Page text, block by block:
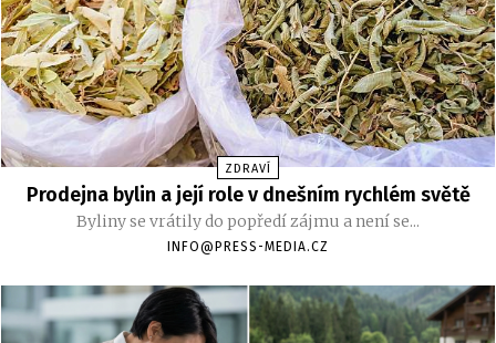
ZDRAVÍ
Prodejna bylin a její role v dnešním rychlém světě
Byliny se vrátily do popředí zájmu a není se...
INFO@PRESS-MEDIA.CZ